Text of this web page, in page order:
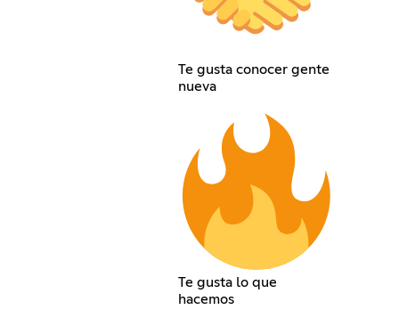
Te gusta conocer gente
nueva
Te gusta lo que
hacemos